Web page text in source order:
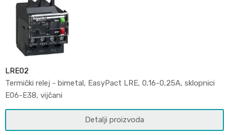
LRE02
Termički relej - bimetal, EasyPact LRE, 0,16-0,25A, sklopnici
E06-E38, vijčani
Detalji proizvoda